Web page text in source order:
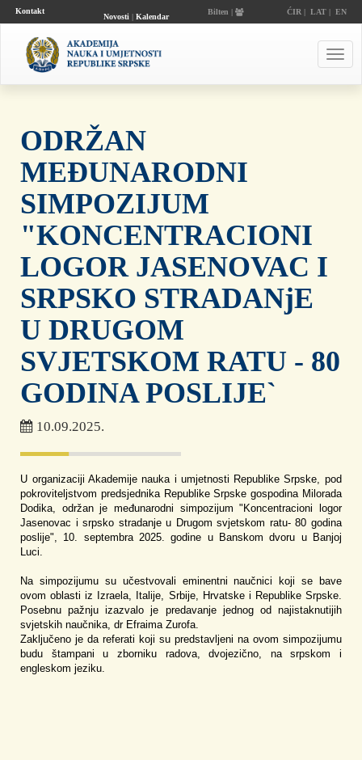
Kontakt
Novosti| Kalendar
Bilten | ĆIR | LAT| EN
ODRŽAN
MEĐUNARODNI
SIMPOZIJUM
"KONCENTRACIONI
LOGOR JASENOVAC I
SRPSKO STRADANjE
U DRUGOM
SVJETSKOM RATU - 80
GODINA POSLIJE`
10.09.2025.
U organizaciji Akademije nauka i umjetnosti Republike Srpske, pod
pokroviteljstvom predsjednika Republike Srpske gospodina Milorada
Dodika, održan je međunarodni simpozijum "Koncentracioni logor
Jasenovac i srpsko stradanje u Drugom svjetskom ratu- 80 godina
poslije", 10. septembra 2025. godine u Banskom dvoru u Banjoj
Luci.
Na simpozijumu su učestvovali eminentni naučnici koji se bave
ovom oblasti iz Izraela, Italije, Srbije, Hrvatske i Republike Srpske.
Posebnu pažnju izazvalo je predavanje jednog od najistaknutijih
svjetskih naučnika, dr Efraima Zurofa.
Zaključeno je da referati koji su predstavljeni na ovom simpozijumu
budu štampani u zborniku radova, dvojezično, na srpskom i
engleskom jeziku.